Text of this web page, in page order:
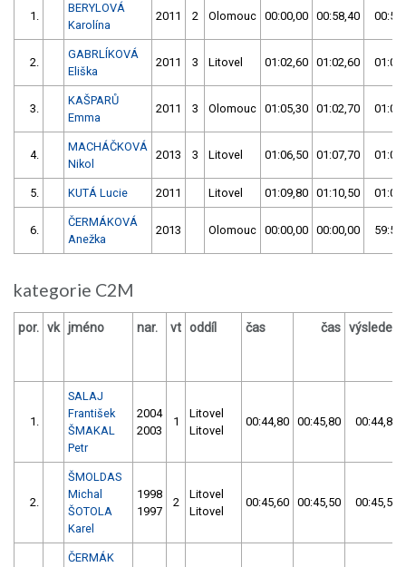
1.
BERYLOVÁ
Karolína
2011 2 Olomouc 00:00,00 00:58,40
2.
GABRLÍKOVÁ
Eliška
2011 3 Litovel 01:02,60 01:02,60
3.
KAŠPARŮ
Emma
2011 3 Olomouc 01:05,30 01:02,70
4.
MACHÁČKOVÁ
Nikol
2013 3 Litovel 01:06,50 01:07,70
5. KUTÁ Lucie 2011 Litovel 01:09,80 01:10,50
6.
ČERMÁKOVÁ
Anežka
2013 Olomouc 00:00,00 00:00,00
kategorie C2M
por. vk jméno nar. vt oddíl čas čas výsledek
1.
SALAJ
František
ŠMAKAL
Petr
2004
2003
1
Litovel
Litovel
00:44,80 00:45,80 00:44,80
2.
ŠMOLDAS
Michal
ŠOTOLA
Karel
1998
1997
2
Litovel
Litovel
00:45,60 00:45,50 00:45,50
ČERMÁK